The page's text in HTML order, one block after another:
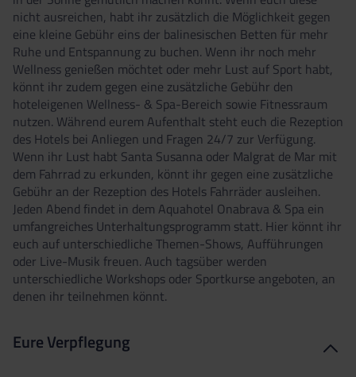
nicht ausreichen, habt ihr zusätzlich die Möglichkeit gegen
eine kleine Gebühr eins der balinesischen Betten für mehr
Ruhe und Entspannung zu buchen. Wenn ihr noch mehr
Wellness genießen möchtet oder mehr Lust auf Sport habt,
könnt ihr zudem gegen eine zusätzliche Gebühr den
hoteleigenen Wellness- & Spa-Bereich sowie Fitnessraum
nutzen. Während eurem Aufenthalt steht euch die Rezeption
des Hotels bei Anliegen und Fragen 24/7 zur Verfügung.
Wenn ihr Lust habt Santa Susanna oder Malgrat de Mar mit
dem Fahrrad zu erkunden, könnt ihr gegen eine zusätzliche
Gebühr an der Rezeption des Hotels Fahrräder ausleihen.
Jeden Abend findet in dem Aquahotel Onabrava & Spa ein
umfangreiches Unterhaltungsprogramm statt. Hier könnt ihr
euch auf unterschiedliche Themen-Shows, Aufführungen
oder Live-Musik freuen. Auch tagsüber werden
unterschiedliche Workshops oder Sportkurse angeboten, an
denen ihr teilnehmen könnt.
Eure Verpflegung